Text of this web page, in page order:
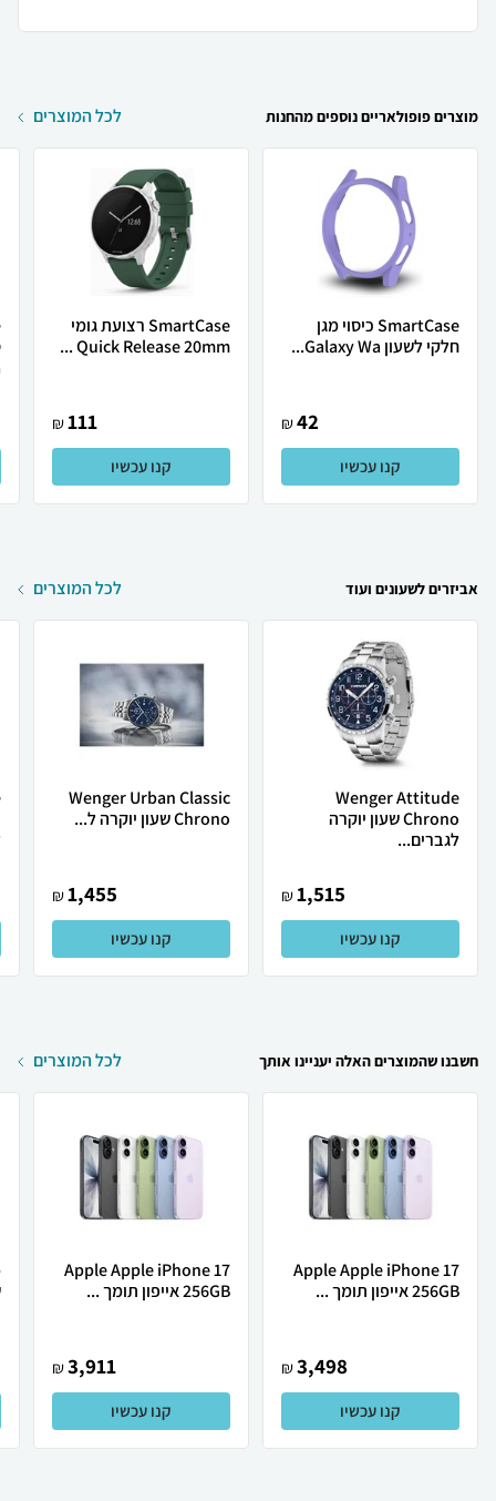
מוצרים פופולאריים נוספים מהחנות לכל המוצרים
SmartCase כיסוי מגן
חלקי לשעון Galaxy Wa...
42
₪
קנו עכשיו
SmartCase רצועת גומי
Quick Release 20mm ...
111
₪
קנו עכשיו
אביזרים לשעונים ועוד לכל המוצרים
Wenger Attitude
Chrono שעון יוקרה
לגברים...
1,515
₪
קנו עכשיו
Wenger Urban Classic
Chrono שעון יוקרה ל...
1,455
₪
קנו עכשיו
חשבנו שהמוצרים האלה יעניינו אותך לכל המוצרים
Apple Apple iPhone 17
256GB אייפון תומך ...
3,498
₪
קנו עכשיו
Apple Apple iPhone 17
256GB אייפון תומך ...
3,911
₪
קנו עכשיו